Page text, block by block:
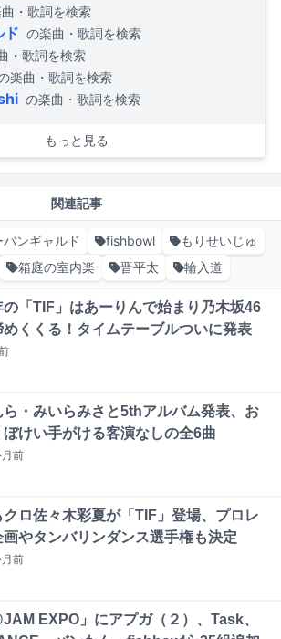
・歌詞を検索
ド の楽曲・歌詞を検索
・歌詞を検索
楽曲・歌詞を検索
の楽曲・歌詞を検索
もっと見る
関連記事
バンギャルド fishbowl
もりせいじゅ
箱庭の室内楽 晋平太 輪入道
の「TIF」はあーりんで始まり乃木坂46
めくくる！タイムテーブルついに発表
ら・みいらみさと5thアルバム発表、お
ぼけい手がける客演なしの全6曲
前
クロ佐々木彩夏が「TIF」登場、プロレ
画やタンバリンダンス選手権も決定
前
EXPO」にアプガ（２）、Task、